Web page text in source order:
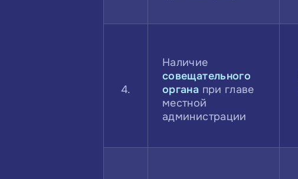
4.
Наличие
совещательного
органа при главе
местной
администрации